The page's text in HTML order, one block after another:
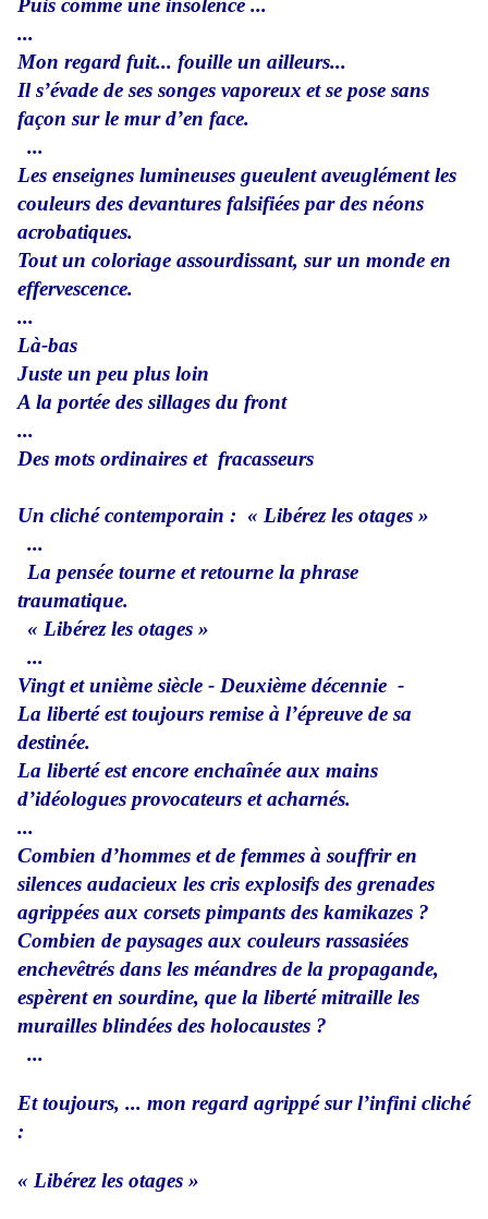
Puis comme une insolence ...
...
Mon regard fuit... fouille un ailleurs...
Il s’évade de ses songes vaporeux et se pose sans
façon sur le mur d’en face.
...
Les enseignes lumineuses gueulent aveuglément les
couleurs des devantures falsifiées par des néons
acrobatiques.
Tout un coloriage assourdissant, sur un monde en
effervescence.
...
Là-bas
Juste un peu plus loin
A la portée des sillages du front
...
Des mots ordinaires et fracasseurs
Un cliché contemporain : « Libérez les otages »
...
La pensée tourne et retourne la phrase
traumatique.
« Libérez les otages »
...
Vingt et unième siècle - Deuxième décennie -
La liberté est toujours remise à l’épreuve de sa
destinée.
La liberté est encore enchaînée aux mains
d’idéologues provocateurs et acharnés.
...
Combien d’hommes et de femmes à souffrir en
silences audacieux les cris explosifs des grenades
agrippées aux corsets pimpants des kamikazes ?
Combien de paysages aux couleurs rassasiées
enchevêtrés dans les méandres de la propagande,
espèrent en sourdine, que la liberté mitraille les
murailles blindées des holocaustes ?
...
Et toujours, ... mon regard agrippé sur l’infini cliché
:
« Libérez les otages »